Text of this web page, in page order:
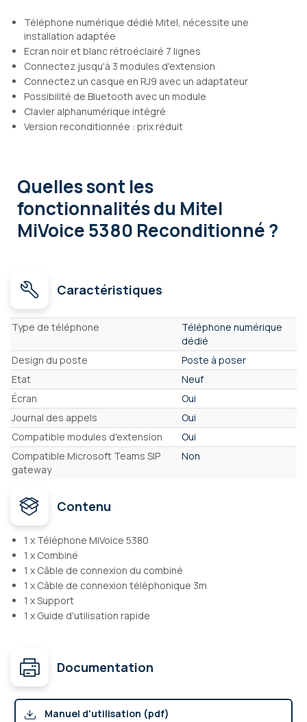
Téléphone numérique dédié Mitel, nécessite une
installation adaptée
Ecran noir et blanc rétroéclairé 7 lignes
Connectez jusqu'à 3 modules d'extension
Connectez un casque en RJ9 avec un adaptateur
Possibilité de Bluetooth avec un module
Clavier alphanumérique intégré
Version reconditionnée : prix réduit
Quelles sont les
fonctionnalitésdu Mitel
MiVoice 5380 Reconditionné ?
Caractéristiques
Caractéristiques
Type de téléphone
Téléphone numérique
dédié
Design du poste
Poste à poser
Etat
Neuf
Écran
Oui
Journal des appels
Oui
Compatible modules d'extension
Oui
Compatible Microsoft Teams SIP
gateway
Non
Contenu
1 x Téléphone MiVoice 5380
1 x Combiné
1 x Câble de connexion du combiné
1 x Câble de connexion téléphonique 3m
1 x Support
1 x Guide d'utilisation rapide
Documentation
Manuel d'utilisation (pdf)